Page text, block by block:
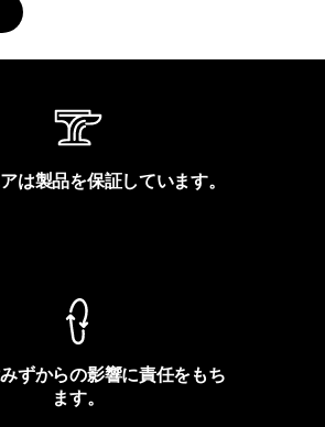
は製品を保証しています。
ずからの影響に責任をもち
ます。